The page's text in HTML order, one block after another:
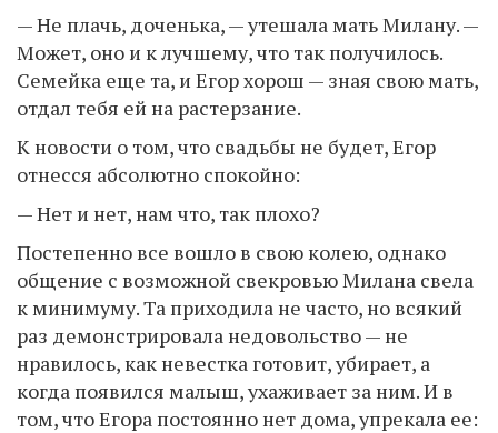
— Не плачь, доченька, — утешала мать Милану. —
Может, оно и к лучшему, что так получилось.
Семейка еще та, и Егор хорош — зная свою мать,
отдал тебя ей на растерзание.
К новости о том, что свадьбы не будет, Егор
отнесся абсолютно спокойно:
— Нет и нет, нам что, так плохо?
Постепенно все вошло в свою колею, однако
общение с возможной свекровью Милана свела
к минимуму. Та приходила не часто, но всякий
раз демонстрировала недовольство — не
нравилось, как невестка готовит, убирает, а
когда появился малыш, ухаживает за ним. И в
том, что Егора постоянно нет дома, упрекала ее: